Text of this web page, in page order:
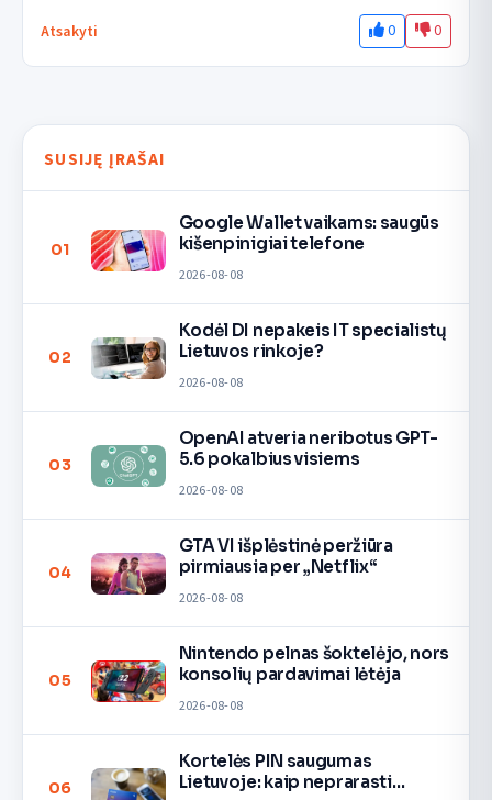
Atsakyti 0 0
SUSIJĘ ĮRAŠAI
01
Google Wallet vaikams: saugūs
kišenpinigiai telefone
2026-08-08
02
Kodėl DI nepakeis IT specialistų
Lietuvos rinkoje?
2026-08-08
03
OpenAI atveria neribotus GPT-
5.6 pokalbius visiems
2026-08-08
04
GTA VI išplėstinė peržiūra
pirmiausia per „Netflix“
2026-08-08
05
Nintendo pelnas šoktelėjo, nors
konsolių pardavimai lėtėja
2026-08-08
06
Kortelės PIN saugumas
Lietuvoje: kaip neprarasti